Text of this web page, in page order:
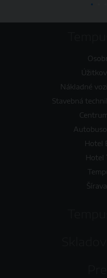
Nákladné
Stavebná
Hotel
Hotel